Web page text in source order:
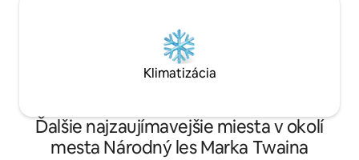
Klimatizácia
Ďalšie najzaujímavejšie miesta v okolí
mesta Národný les Marka Twaina